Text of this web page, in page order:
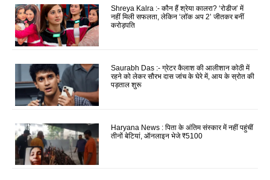
Shreya Kalra :- कौन हैं श्रेया कालरा? ‘रोडीज’ में
नहीं मिली सफलता, लेकिन ‘लॉक अप 2’ जीतकर बनीं
करोड़पति
Saurabh Das :- ग्रेटर कैलाश की आलीशान कोठी में
रहने को लेकर सौरभ दास जांच के घेरे में, आय के स्रोत की
पड़ताल शुरू
Haryana News : पिता के अंतिम संस्कार में नहीं पहुंचीं
तीनों बेटियां, ऑनलाइन भेजे ₹5100